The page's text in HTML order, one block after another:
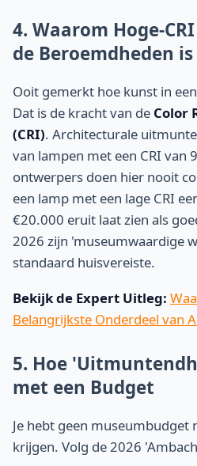
4. Waarom Hoge-
de Beroemdheden is
Ooit gemerkt hoe kunst in
Dat is de kracht van de Color
(CRI). Architecturale
van lampen met een CRI van
ontwerpers doen hier nooit
een lamp met een lage CRI
€20.000 eruit laat zien als
2026 zijn 'museumwaardige
standaard huisvereiste.
Bekijk de Expert Uitleg:
Belangrijkste Onderdeel van
5. Hoe
met een Budget
Je hebt geen museumbudget
krijgen. Volg de 2026